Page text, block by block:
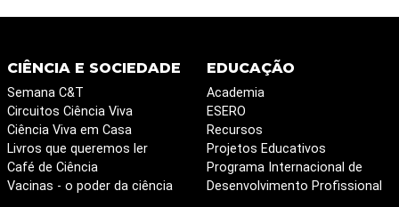
CIÊNCIA E SOCIEDADE
Semana C&T
Circuitos Ciência Viva
Ciência Viva em Casa
Livros que queremos ler
Café de Ciência
Vacinas - o poder da ciência
EDUCAÇÃO
Academia
ESERO
Recursos
Projetos Educativos
Programa Internacional de
Desenvolvimento Profissional